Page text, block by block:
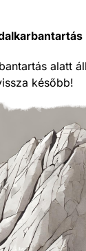
alatt
később!